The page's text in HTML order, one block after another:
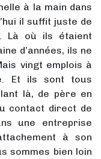
à la main dans
il suffit juste de
Là où ils étaient
d’années, ils ne
vingt emplois à
Et ils sont tous
là, de père en
contact direct de
une entreprise
à son
sommes bien loin